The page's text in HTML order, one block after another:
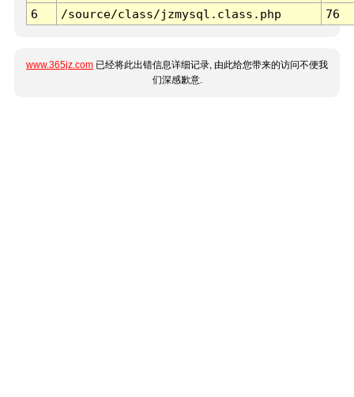
6
/source/class/jzmysql.class.php 76
www.365jz.com 已经将此出错信息详细记录, 由此给您带来的访问不便我
们深感歉意.